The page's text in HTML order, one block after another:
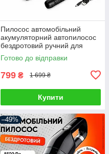
Пилосос автомобільний
акумуляторний автопилосос
бездротовий ручний для
сухого та вологого
прибирання міні
Готово до відправки
799 ₴ 1 699 ₴
Купити
–49%